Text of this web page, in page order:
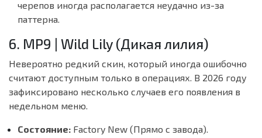
черепов иногда располагается неудачно из-за
паттерна.
6. MP9 | Wild Lily (Дикая лилия)
Невероятно редкий скин, который иногда ошибочно
считают доступным только в операциях. В 2026 году
зафиксировано несколько случаев его появления в
недельном меню.
Состояние: Factory New (Прямо с завода).